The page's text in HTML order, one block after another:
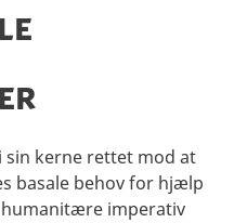
kerne rettet mod at
basale behov for hjælp
humanitære imperativ